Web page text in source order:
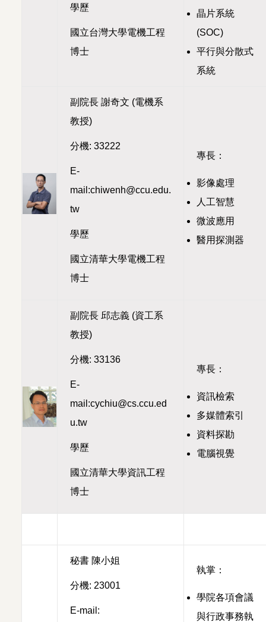
學歷
國立台灣大學電機工程
博士
晶片系統
(SOC)
平行與分散式
系統
副院長 謝奇文 (電機系
教授)
分機: 33222
E-
mail:chiwenh@ccu.edu.
tw
學歷
國立清華大學電機工程
博士
專長：
影像處理
人工智慧
微波應用
醫用探測器
副院長 邱志義 (資工系
教授)
分機: 33136
E-
mail:cychiu@cs.ccu.ed
u.tw
學歷
國立清華大學資訊工程
博士
專長：
資訊檢索
多媒體索引
資料探勘
電腦視覺
秘書 陳小姐
分機: 23001
E-mail:
執掌：
學院各項會議
與行政事務執